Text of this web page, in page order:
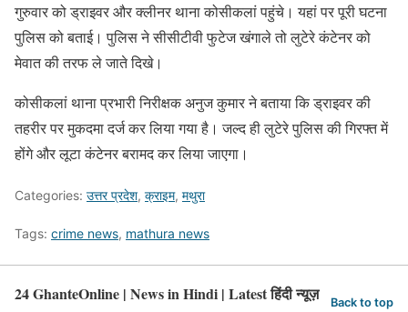
गुरुवार को ड्राइवर और क्लीनर थाना कोसीकलां पहुंचे। यहां पर पूरी घटना
पुलिस को बताई। पुलिस ने सीसीटीवी फुटेज खंगाले तो लुटेरे कंटेनर को
मेवात की तरफ ले जाते दिखे।
कोसीकलां थाना प्रभारी निरीक्षक अनुज कुमार ने बताया कि ड्राइवर की
तहरीर पर मुकदमा दर्ज कर लिया गया है। जल्द ही लुटेरे पुलिस की गिरफ्त में
होंगे और लूटा कंटेनर बरामद कर लिया जाएगा।
Categories: उत्तर प्रदेश, क्राइम, मथुरा
Tags: crime news, mathura news
24 GhanteOnline | News in Hindi | Latest हिंदी न्यूज़ Back to top